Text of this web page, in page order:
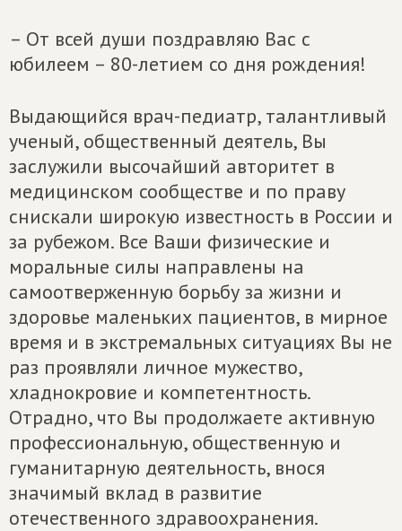
– От всей души поздравляю Вас с
юбилеем – 80-летием со дня рождения!
Выдающийся врач-педиатр, талантливый
ученый, общественный деятель, Вы
заслужили высочайший авторитет в
медицинском сообществе и по праву
снискали широкую известность в России и
за рубежом. Все Ваши физические и
моральные силы направлены на
самоотверженную борьбу за жизни и
здоровье маленьких пациентов, в мирное
время и в экстремальных ситуациях Вы не
раз проявляли личное мужество,
хладнокровие и компетентность.
Отрадно, что Вы продолжаете активную
профессиональную, общественную и
гуманитарную деятельность, внося
значимый вклад в развитие
отечественного здравоохранения.